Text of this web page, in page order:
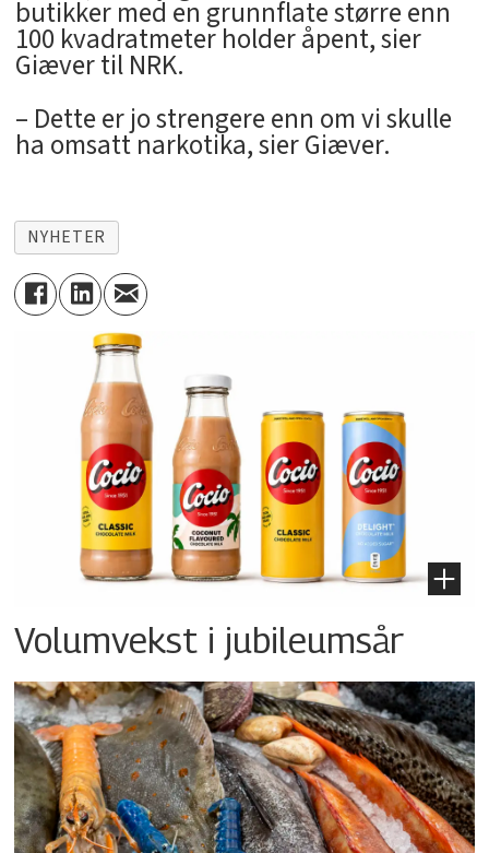
butikker med en grunnflate større enn
100 kvadratmeter holder åpent, sier
Giæver til NRK.
– Dette er jo strengere enn om vi skulle
ha omsatt narkotika, sier Giæver.
NYHETER
Volumvekst i jubileumsår